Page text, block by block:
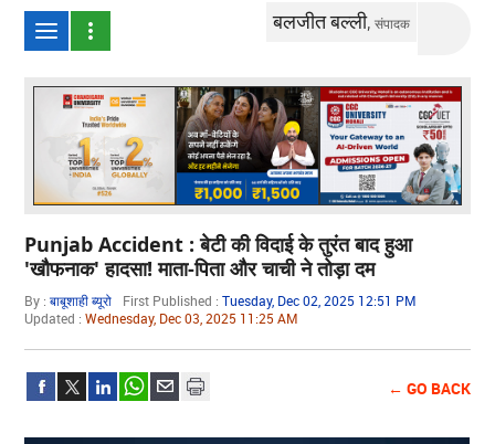
बलजीत बल्ली,संपादक
Punjab Accident : बेटी की विदाई के तुरंत बाद हुआ
'खौफनाक' हादसा! माता-पिता और चाची ने तोड़ा दम
By :बाबूशाही ब्यूरो First Published :Tuesday, Dec 02, 2025 12:51 PM
Updated :Wednesday, Dec 03, 2025 11:25 AM
← GO BACK